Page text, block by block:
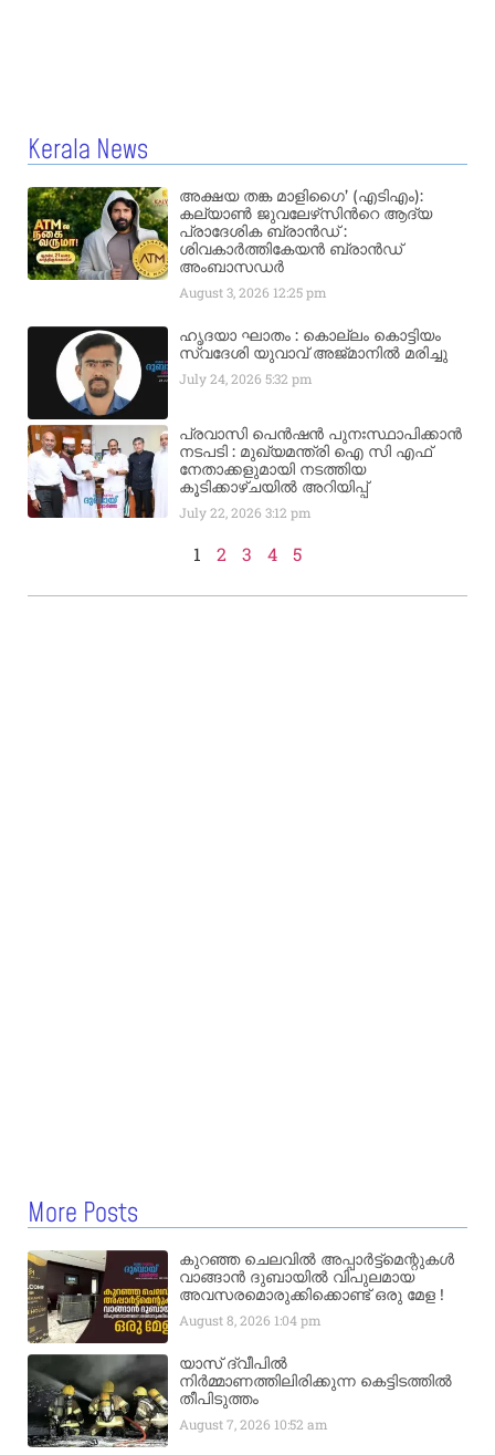
Kerala News
അക്ഷയ തങ്ക മാളിഗൈ’ (എടിഎം):
കല്യാണ്‍ ജുവലേഴ്‌സിന്‍റെ ആദ്യ
പ്രാദേശിക ബ്രാന്‍ഡ് :
ശിവകാര്‍ത്തികേയന്‍ ബ്രാന്‍ഡ്
അംബാസഡര്‍
August 3, 2026 12:25 pm
ഹൃദയാ ഘാതം : കൊല്ലം കൊട്ടിയം
സ്വദേശി യുവാവ് അജ്മാനിൽ മരിച്ചു
July 24, 20265:32 pm
പ്രവാസി പെൻഷൻ പുനഃസ്ഥാപിക്കാൻ
നടപടി : മുഖ്യമന്ത്രി ഐ സി എഫ്
നേതാക്കളുമായി നടത്തിയ
കൂടിക്കാഴ്ചയിൽ അറിയിപ്പ്
July 22, 20263:12 pm
1 2 3 4 5
More Posts
കുറഞ്ഞ ചെലവിൽ അപ്പാർട്ട്മെന്റുകൾ
വാങ്ങാൻ ദുബായിൽ വിപുലമായ
അവസരമൊരുക്കിക്കൊണ്ട് ഒരു മേള !
August 8, 2026 1:04 pm
യാസ് ദ്വീപിൽ
നിർമ്മാണത്തിലിരിക്കുന്ന കെട്ടിടത്തിൽ
തീപിടുത്തം
August 7, 2026 10:52 am